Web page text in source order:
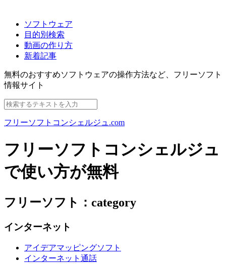
ソフトウェア
目的別検索
動画の作り方
新着記事
無料のおすすめソフトウェアの操作方法など、 フリーソフト
情報サイト
フリーソフトコンシェルジュ.com
フリーソフトコンシェルジュ
で使い方が無料
フリーソフト：category
インターネット
アイデアマッピングソフト
インターネット通話